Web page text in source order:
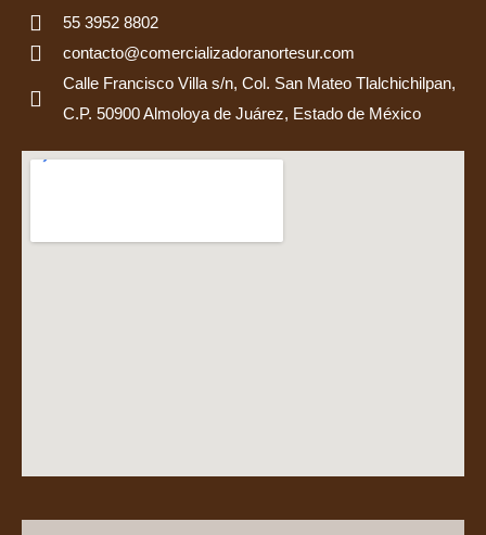
55 3952 8802
contacto@comercializadoranortesur.com
Calle Francisco Villa s/n, Col. San Mateo Tlalchichilpan,
C.P. 50900 Almoloya de Juárez, Estado de México